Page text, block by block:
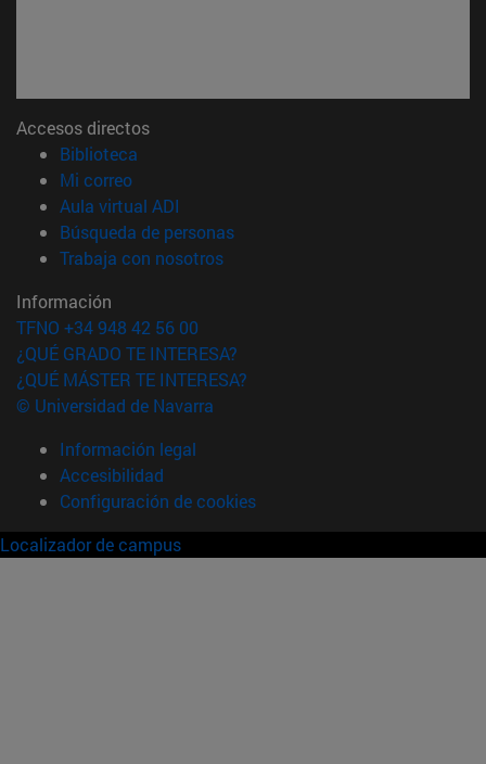
Accesos directos
Biblioteca
Mi correo(abre en nueva ventana)
Aula virtual ADI
Búsqueda de personas(abre en nueva ventana)
Trabaja con nosotros(abre en nueva ventana)
Información
TFNO +34 948 42 56 00
¿QUÉ GRADO TE INTERESA?
¿QUÉ MÁSTER TE INTERESA?
© Universidad de Navarra
Información legal
Accesibilidad
Configuración de cookies
Localizador de campus